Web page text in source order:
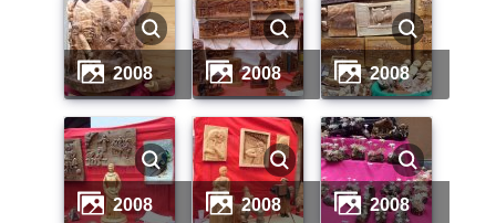
2008 2008 2008
2008 2008 2008